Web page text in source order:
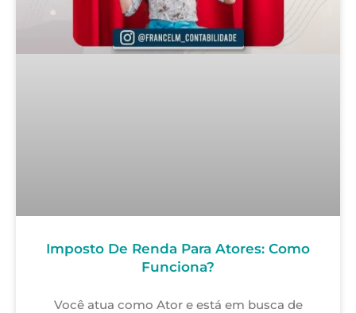
Imposto De Renda Para Atores: Como
Funciona?
Você atua como Ator e está em busca de